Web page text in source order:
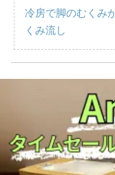
冷房で脚のむくみ
くみ流し